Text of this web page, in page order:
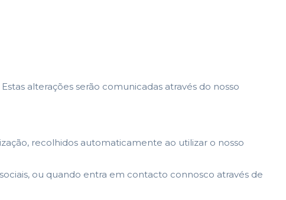
alterações serão comunicadas através do nosso
recolhidos automaticamente ao utilizar o nosso
ou quando entra em contacto connosco através de